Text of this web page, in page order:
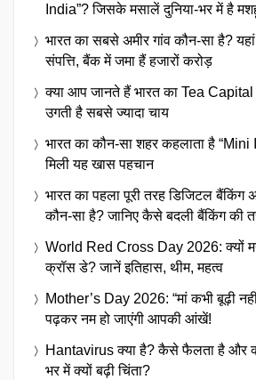
India”? जिसके मसालें दुनिया-भर में है
भारत का सबसे अमीर गांव कौन-सा है?
संपत्ति, बैंक में जमा हैं हजारों करोड़
क्या आप जानते हैं भारत का Tea Capital
उगती है सबसे ज्यादा चाय
भारत का कौन-सा शहर कहलाता है “Mini
मिली यह खास पहचान
भारत का पहला पूरी तरह डिजिटल बैंकिंग
कौन-सा है? जानिए कैसे बदली बैंकिंग की
World Red Cross Day 2026: क्यों
क्रॉस डे? जानें इतिहास, थीम, महत्व
Mother’s Day 2026: “मां कभी बूढ़ी
पढ़कर नम हो जाएंगी आपकी आंखें!
Hantavirus क्या है? कैसे फैलता है और
भर में क्यों बढ़ी चिंता?